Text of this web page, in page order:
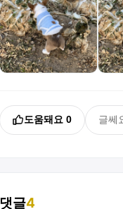
도움돼요 0 글쎄
댓글4